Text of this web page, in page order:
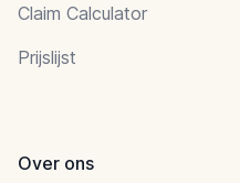
Claim Calculator
Prijslijst
Over ons